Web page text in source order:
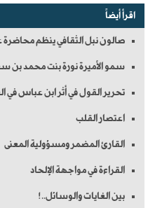
اقرأ أيضاً
صالون نبل الثقافي ينظم
سمو الأميرة نورة بنت محمد بن
تحرير القول في أثر ابن عباس في
اعتصار القلب
القارئ المضمر ومسؤولية المعنى
القراءة في مواجهة الإلحاد
بين الغايات والوسائل..!